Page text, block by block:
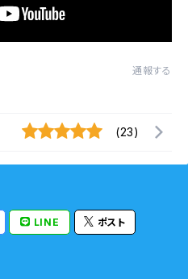
通報する
(23)
LINE ポスト